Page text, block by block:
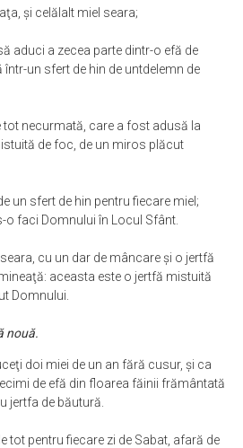
şi celălalt miel seara;
aduci a zecea parte dintr-o efă de
un sfert de hin de untdelemn de
tot necurmată, care a fost adusă la
de foc, de un miros plăcut
un sfert de hin pentru fiecare miel;
o faci Domnului în Locul Sfânt.
cu un dar de mâncare şi o jertfă
aceasta este o jertfă mistuită
Domnului.
nouă.
doi miei de un an fără cusur, şi ca
de efă din floarea făinii frământată
jertfa de băutură.
tot pentru fiecare zi de Sabat, afară de